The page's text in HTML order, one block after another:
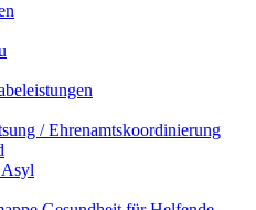
/ Ehrenamtskoordinierung